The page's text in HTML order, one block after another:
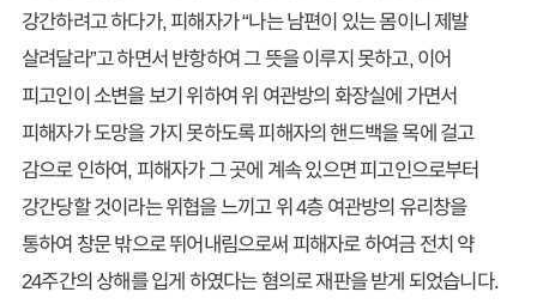
강간하려고 하다가, 피해자가 “나는 남편이 있는 몸이니 제발
살려달라”고 하면서 반항하여 그 뜻을 이루지 못하고, 이어
피고인이 소변을 보기 위하여 위 여관방의 화장실에 가면서
피해자가 도망을 가지 못하도록 피해자의 핸드백을 목에 걸고
감으로 인하여, 피해자가 그 곳에 계속 있으면 피고인으로부터
강간당할 것이라는 위협을 느끼고 위 4층 여관방의 유리창을
통하여 창문 밖으로 뛰어내림으로써 피해자로 하여금 전치 약
24주간의 상해를 입게 하였다는 혐의로 재판을 받게 되었습니다.